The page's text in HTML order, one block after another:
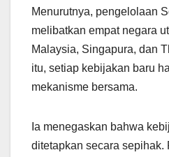
Menurutnya, pengelolaan
melibatkan empat negara
Malaysia, Singapura, dan
itu, setiap kebijakan baru
mekanisme bersama.
Ia menegaskan bahwa
ditetapkan secara sepihak.